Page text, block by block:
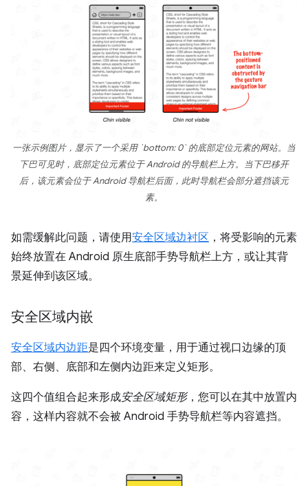
一张示例图片，显示了一个采用 `bottom: 0` 的底部定位元素的网站。当
下巴可见时，底部定位元素位于 Android 的导航栏上方。当下巴移开
后，该元素会位于 Android 导航栏后面，此时导航栏会部分遮挡该元
素。
如需缓解此问题，请使用安全区域边衬区 ，将受影响的元素
始终放置在 Android 原生底部手势导航栏上方，或让其背
景延伸到该区域。
安全区域内嵌
安全区域内边距是四个环境变量，用于通过视口边缘的顶
部、右侧、底部和左侧内边距来定义矩形。
这四个值组合起来形成安全区域矩形，您可以在其中放置内
容，这样内容就不会被 Android 手势导航栏等内容遮挡。